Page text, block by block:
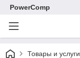
PowerComp
Товары и услуги